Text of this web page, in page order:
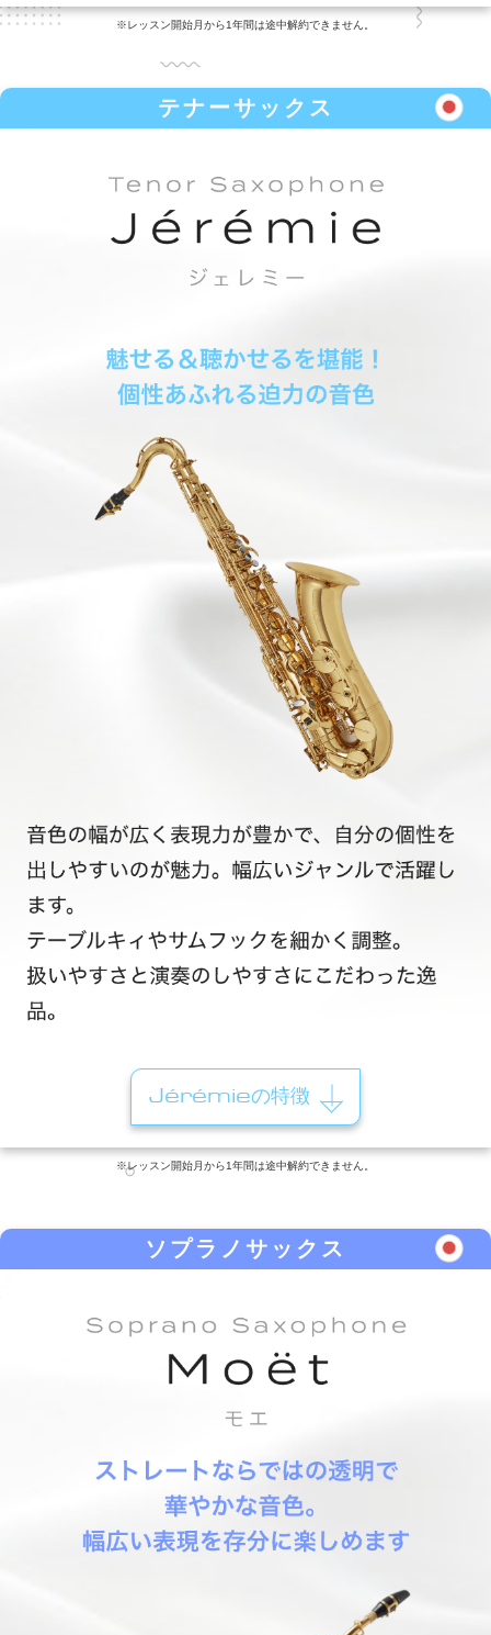
※レッスン開始月から1年間は途中解約できません。
テナーサックス
Jérémieの特徴
※レッスン開始月から1年間は途中解約できません。
ソプラノサックス